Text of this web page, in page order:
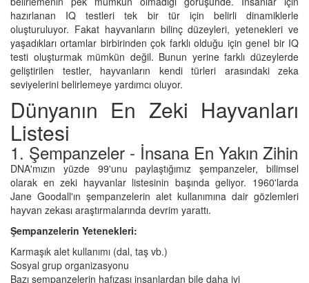
hazırlanan IQ testleri tek bir tür için belirli dinamiklerle
oluşturuluyor. Fakat hayvanların bilinç düzeyleri, yetenekleri ve
yaşadıkları ortamlar birbirinden çok farklı olduğu için genel bir IQ
testi oluşturmak mümkün değil. Bunun yerine farklı düzeylerde
geliştirilen testler, hayvanların kendi türleri arasındaki zeka
seviyelerini belirlemeye yardımcı oluyor.
Dünyanın En Zeki Hayvanları
Listesi
1. Şempanzeler - İnsana En Yakın Zihin
DNA'mızın yüzde 99'unu paylaştığımız şempanzeler, bilimsel
olarak en zeki hayvanlar listesinin başında geliyor. 1960'larda
Jane Goodall'ın şempanzelerin alet kullanımına dair gözlemleri
hayvan zekası araştırmalarında devrim yarattı.
Şempanzelerin Yetenekleri:
Karmaşık alet kullanımı (dal, taş vb.)
Sosyal grup organizasyonu
Bazı şempanzelerin hafızası insanlardan bile daha iyi